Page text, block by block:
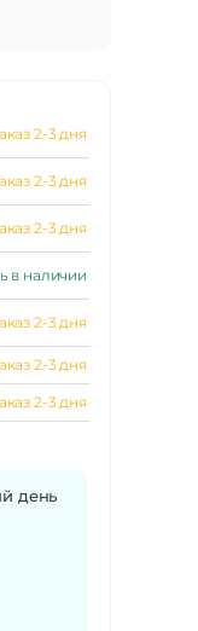
2-3 дня
2-3 дня
2-3 дня
в наличии
2-3 дня
2-3 дня
2-3 дня
день